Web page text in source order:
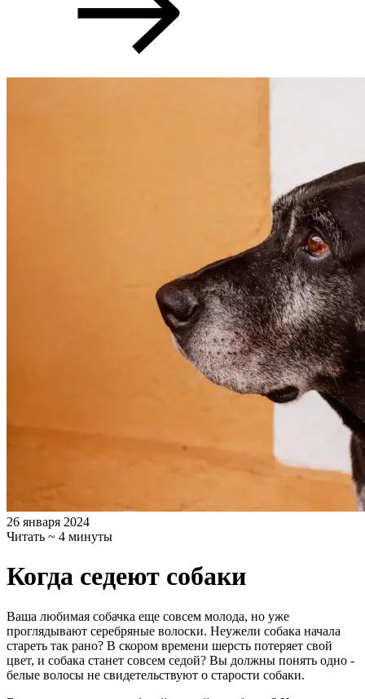
26 января 2024
Читать ~ 4 минуты
Когда седеют собаки
Ваша любимая собачка еще совсем молода, но уже
проглядывают серебряные волоски. Неужели собака начала
стареть так рано? В скором времени шерсть потеряет свой
цвет, и собака станет совсем седой? Вы должны понять одно -
белые волосы не свидетельствуют о старости собаки.